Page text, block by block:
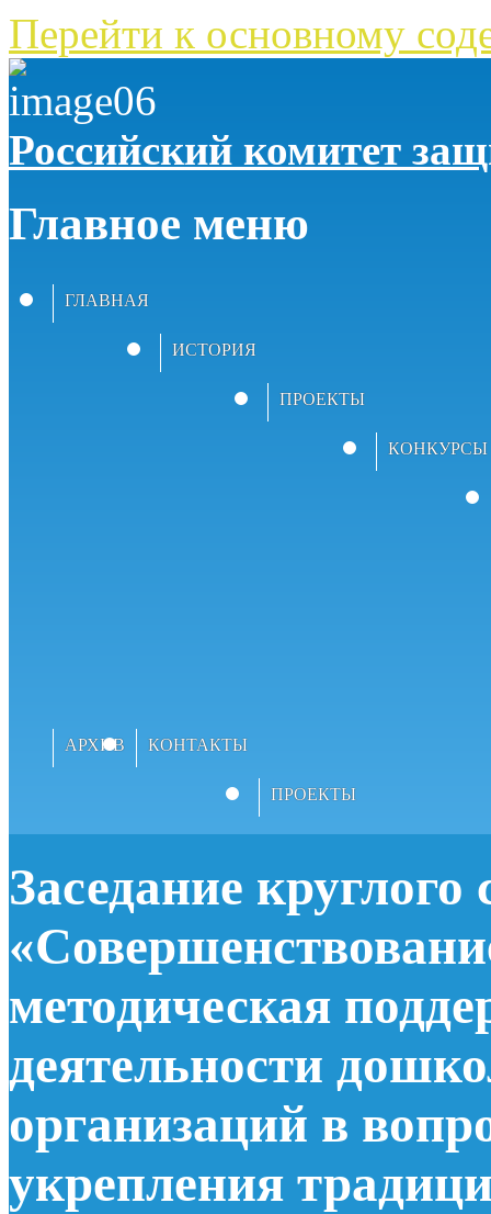
Перейти к основному
Российский комитет
Главное меню
ГЛАВНАЯ
ИСТОРИЯ
ПРОЕКТЫ
КОНКУРСЫ
АРХИВ КОНТАКТЫ
ПРОЕКТЫ
Заседание круглого
методическая
деятельности
организаций в
укрепления